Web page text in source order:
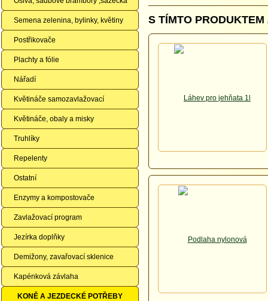
Semena zelenina, bylinky, květiny
Postřikovače
Plachty a fólie
Nářadí
Květináče samozavlažovací
Květináče, obaly a misky
Truhlíky
Repelenty
Ostatní
Enzymy a kompostovače
Zavlažovací program
Jezírka doplňky
Demižony, zavařovací sklenice
Kapénková závlaha
KONĚ A JEZDECKÉ POTŘEBY
S TÍMTO